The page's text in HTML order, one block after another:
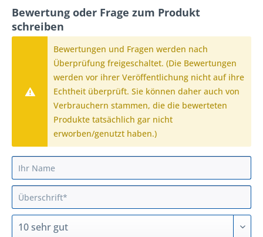
Bewertung oder Frage zum Produkt
schreiben
Bewertungen und Fragen werden nach
Überprüfung freigeschaltet. (Die Bewertungen
werden vor ihrer Veröffentlichung nicht auf ihre
Echtheit überprüft. Sie können daher auch von
Verbrauchern stammen, die die bewerteten
Produkte tatsächlich gar nicht
erworben/genutzt haben.)